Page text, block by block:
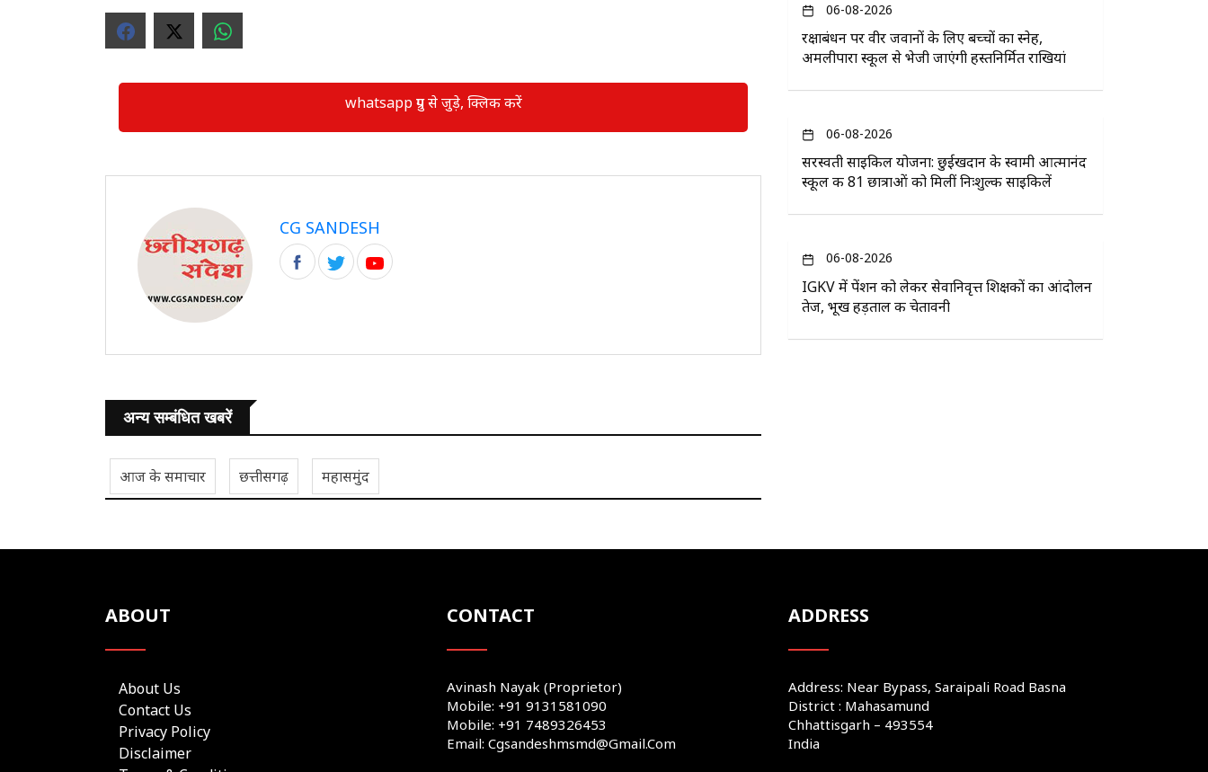
whatsapp ग्रुप से जुड़े, क्लिक करें
CG SANDESH
अन्य सम्बंधित खबरें
आज के समाचार छत्तीसगढ़ महासमुंद
06-08-2026
रक्षाबंधन पर वीर जवानों के लिए बच्चों का स्नेह,
अमलीपारा स्कूल से भेजी जाएंगी हस्तनिर्मित राखियां
06-08-2026
सरस्वती साइकिल योजना: छुईखदान के स्वामी आत्मानंद
स्कूल की 81 छात्राओं को मिलीं निःशुल्क साइकिलें
06-08-2026
IGKV में पेंशन को लेकर सेवानिवृत्त शिक्षकों का आंदोलन
तेज, भूख हड़ताल की चेतावनी
ABOUT
About Us
Contact Us
Privacy Policy
Disclaimer
CONTACT
Avinash Nayak (Proprietor)
Mobile: +91 9131581090
Mobile: +91 7489326453
Email: Cgsandeshmsmd@gmail.com
ADDRESS
Address: Near Bypass, Saraipali Road Basna
District : Mahasamund
Chhattisgarh – 493554
India